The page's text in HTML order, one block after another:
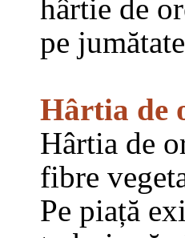
hârtie de
pe
Hârtia de
Hârtia de
fibre
Pe piață